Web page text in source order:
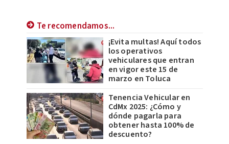
Te recomendamos...
¡Evita multas! Aquí todos
los operativos
vehiculares que entran
en vigor este 15 de
marzo en Toluca
Tenencia Vehicular en
CdMx 2025: ¿Cómo y
dónde pagarla para
obtener hasta 100% de
descuento?